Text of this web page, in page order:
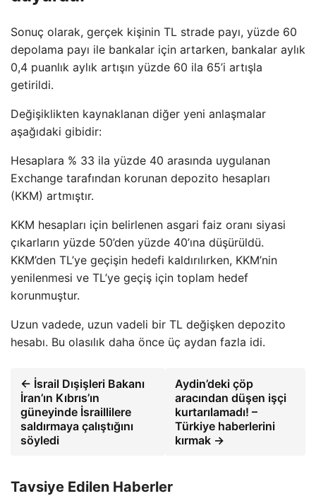
Sonuç olarak, gerçek kişinin TL strade payı, yüzde 60
depolama payı ile bankalar için artarken, bankalar aylık
0,4 puanlık aylık artışın yüzde 60 ila 65’i artışla
getirildi.
Değişiklikten kaynaklanan diğer yeni anlaşmalar
aşağıdaki gibidir:
Hesaplara % 33 ila yüzde 40 arasında uygulanan
Exchange tarafından korunan depozito hesapları
(KKM) artmıştır.
KKM hesapları için belirlenen asgari faiz oranı siyasi
çıkarların yüzde 50’den yüzde 40’ına düşürüldü.
KKM’den TL’ye geçişin hedefi kaldırılırken, KKM’nin
yenilenmesi ve TL’ye geçiş için toplam hedef
korunmuştur.
Uzun vadede, uzun vadeli bir TL değişken depozito
hesabı. Bu olasılık daha önce üç aydan fazla idi.
← İsrail Dışişleri Bakanı
İran’ın Kıbrıs’ın
güneyinde İsraillilere
saldırmaya çalıştığını
söyledi
Aydin’deki çöp
aracından düşen işçi
kurtarılamadı! –
Türkiye haberlerini
kırmak →
Tavsiye Edilen Haberler